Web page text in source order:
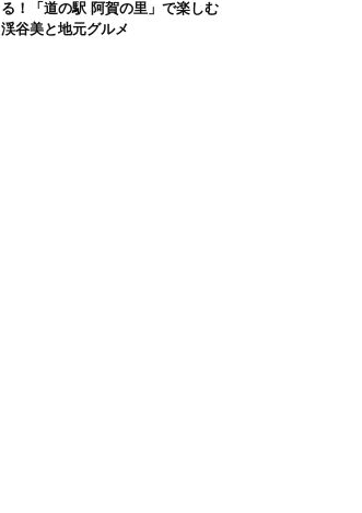
る！「道の駅 阿賀の里」で楽しむ
渓谷美と地元グルメ